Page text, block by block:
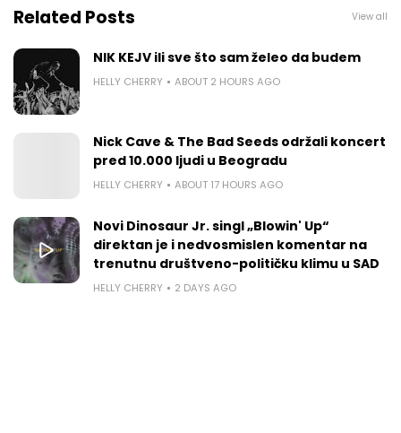
Related Posts View all
NIK KEJV ili sve što sam želeo da budem
HELLY CHERRY ABOUT 2 HOURS AGO
Nick Cave & The Bad Seeds održali koncert
pred 10.000 ljudi u Beogradu
HELLY CHERRY ABOUT 17 HOURS AGO
Novi Dinosaur Jr. singl „Blowin' Up“
direktan je i nedvosmislen komentar na
trenutnu društveno-političku klimu u SAD
HELLY CHERRY 2 DAYS AGO